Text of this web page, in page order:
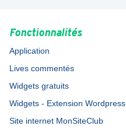
Fonctionnalités
Application
Lives commentés
Widgets gratuits
Widgets - Extension Wordpress
Site internet MonSiteClub